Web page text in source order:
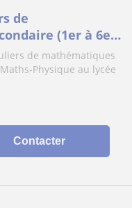
de
(1er à 6e)
d'ingénieur
de mathématiques
Physique au lycée
Contacter